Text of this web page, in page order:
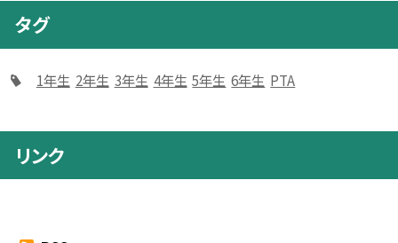
タグ
1年生 2年生 3年生 4年生 5年生 6年生 PTA
リンク